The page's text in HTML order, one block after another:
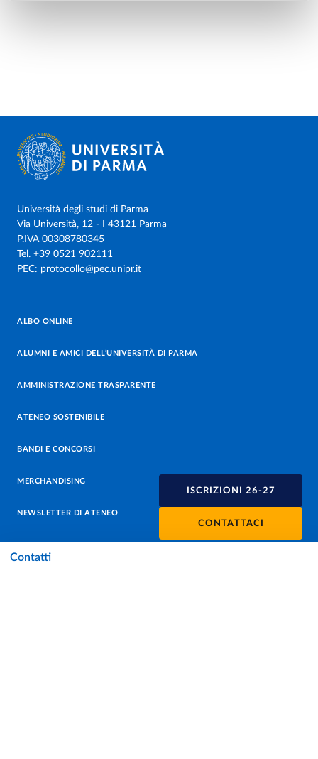
ISCRIZIONI 26-27
CONTATTACI
Contatti
Università degli studi di Parma
Via Università, 12 - I 43121 Parma
P.IVA 00308780345
Tel. +39 0521 902111
PEC: protocollo@pec.unipr.it
ALBO ONLINE
ALUMNI E AMICI DELL’UNIVERSITÀ DI PARMA
AMMINISTRAZIONE TRASPARENTE
ATENEO SOSTENIBILE
BANDI E CONCORSI
MERCHANDISING
NEWSLETTER DI ATENEO
PERSONALE